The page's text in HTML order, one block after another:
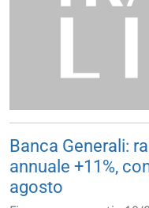
Banca Generali:
annuale +11%,
agosto